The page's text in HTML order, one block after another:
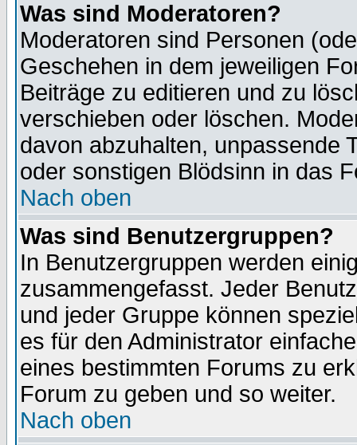
Was sind Moderatoren?
Moderatoren sind Personen
Geschehen in dem jeweiligen
Beiträge zu editieren und zu
verschieben oder löschen.
davon abzuhalten, unpassende
oder sonstigen Blödsinn in das
Nach oben
Was sind Benutzergruppen?
In Benutzergruppen werden
zusammengefasst. Jeder
und jeder Gruppe können
es für den Administrator
eines bestimmten Forums zu
Forum zu geben und so weiter.
Nach oben